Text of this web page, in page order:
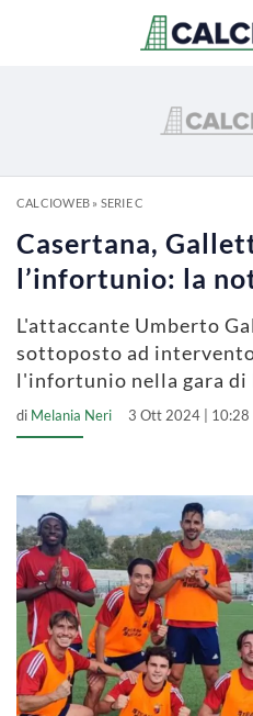
CALCIOWEB» SERIE C
Casertana,
l’infortunio: la
L'attaccante Umberto
sottoposto ad
l'infortunio nella gara di
di Melania Neri 3 Ott 2024 | 10:28